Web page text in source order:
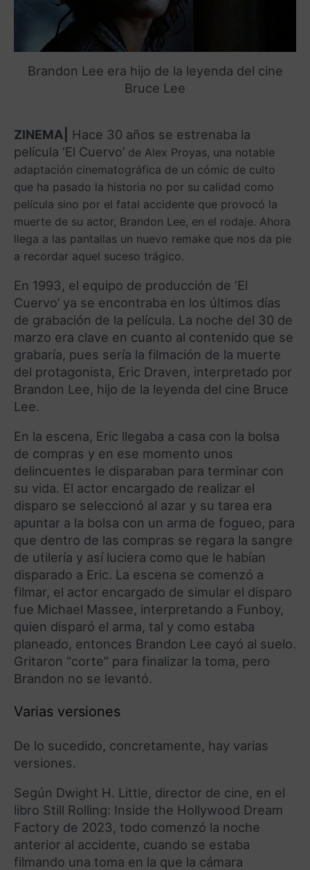
Brandon Lee era hijo de la leyenda del cine
Bruce Lee
ZINEMA|
Hace 30 años se estrenaba la
película ‘El Cuervo’ de Alex Proyas, una notable
adaptación cinematográfica de un cómic de culto
que ha pasado la historia no por su calidad como
película sino por el fatal accidente que provocó la
muerte de su actor, Brandon Lee, en el rodaje. Ahora
llega a las pantallas un nuevo remake que nos da pie
a recordar aquel suceso trágico.
En 1993, el equipo de producción de ‘El
Cuervo’ ya se encontraba en los últimos días
de grabación de la película. La noche del 30 de
marzo era clave en cuanto al contenido que se
grabaría, pues sería la filmación de la muerte
del protagonista, Eric Draven, interpretado por
Brandon Lee, hijo de la leyenda del cine Bruce
Lee.
En la escena, Eric llegaba a casa con la bolsa
de compras y en ese momento unos
delincuentes le disparaban para terminar con
su vida. El actor encargado de realizar el
disparo se seleccionó al azar y su tarea era
apuntar a la bolsa con un arma de fogueo, para
que dentro de las compras se regara la sangre
de utilería y así luciera como que le habían
disparado a Eric. La escena se comenzó a
filmar, el actor encargado de simular el disparo
fue Michael Massee, interpretando a Funboy,
quien disparó el arma, tal y como estaba
planeado, entonces Brandon Lee cayó al suelo.
Gritaron “corte” para finalizar la toma, pero
Brandon no se levantó.
Varias versiones
De lo sucedido, concretamente, hay varias
versiones.
Según Dwight H. Little, director de cine, en el
libro Still Rolling: Inside the Hollywood Dream
Factory de 2023, todo comenzó la noche
anterior al accidente, cuando se estaba
filmando una toma en la que la cámara